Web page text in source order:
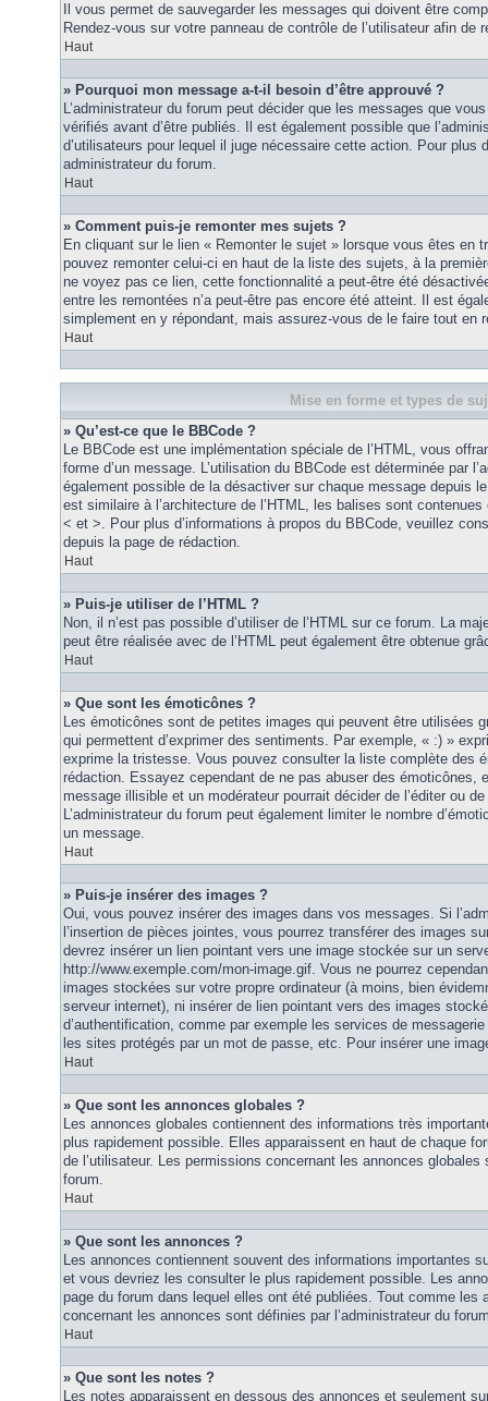
Il vous permet de sauvegarder les messages qui doivent être
Rendez-vous sur votre panneau de contrôle de l’utilisateur afin de
Haut
» Pourquoi mon message a-t-il besoin d’être approuvé ?
L’administrateur du forum peut décider que les messages que
vérifiés avant d’être publiés. Il est également possible que
d’utilisateurs pour lequel il juge nécessaire cette action. Pour plus
administrateur du forum.
Haut
» Comment puis-je remonter mes sujets ?
En cliquant sur le lien « Remonter le sujet » lorsque vous êtes en
pouvez remonter celui-ci en haut de la liste des sujets, à la
ne voyez pas ce lien, cette fonctionnalité a peut-être été
entre les remontées n’a peut-être pas encore été atteint. Il est
simplement en y répondant, mais assurez-vous de le faire tout en
Haut
Mise en forme et types de
» Qu’est-ce que le BBCode ?
Le BBCode est une implémentation spéciale de l’HTML, vous
forme d’un message. L’utilisation du BBCode est déterminée par
également possible de la désactiver sur chaque message depuis
est similaire à l’architecture de l’HTML, les balises sont
< et >. Pour plus d’informations à propos du BBCode, veuillez
depuis la page de rédaction.
Haut
» Puis-je utiliser de l’HTML ?
Non, il n’est pas possible d’utiliser de l’HTML sur ce forum. La
peut être réalisée avec de l’HTML peut également être obtenue
Haut
» Que sont les émoticônes ?
Les émoticônes sont de petites images qui peuvent être utilisées
qui permettent d’exprimer des sentiments. Par exemple, « :) »
exprime la tristesse. Vous pouvez consulter la liste complète des
rédaction. Essayez cependant de ne pas abuser des émoticônes,
message illisible et un modérateur pourrait décider de l’éditer ou
L’administrateur du forum peut également limiter le nombre
un message.
Haut
» Puis-je insérer des images ?
Oui, vous pouvez insérer des images dans vos messages. Si
l’insertion de pièces jointes, vous pourrez transférer des images
devrez insérer un lien pointant vers une image stockée sur un
http://www.exemple.com/mon-image.gif. Vous ne pourrez
images stockées sur votre propre ordinateur (à moins, bien
serveur internet), ni insérer de lien pointant vers des images
d’authentification, comme par exemple les services de
les sites protégés par un mot de passe, etc. Pour insérer une
Haut
» Que sont les annonces globales ?
Les annonces globales contiennent des informations très
plus rapidement possible. Elles apparaissent en haut de chaque
de l’utilisateur. Les permissions concernant les annonces globales
forum.
Haut
» Que sont les annonces ?
Les annonces contiennent souvent des informations importantes
et vous devriez les consulter le plus rapidement possible. Les
page du forum dans lequel elles ont été publiées. Tout comme les
concernant les annonces sont définies par l’administrateur du
Haut
» Que sont les notes ?
Les notes apparaissent en dessous des annonces et seulement